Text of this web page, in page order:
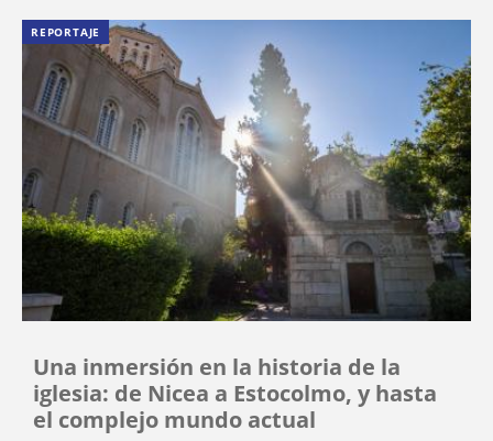
REPORTAJE
Una inmersión en la historia de la
iglesia: de Nicea a Estocolmo, y hasta
el complejo mundo actual